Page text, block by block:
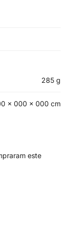
285 g
× 000 × 000 cm
este